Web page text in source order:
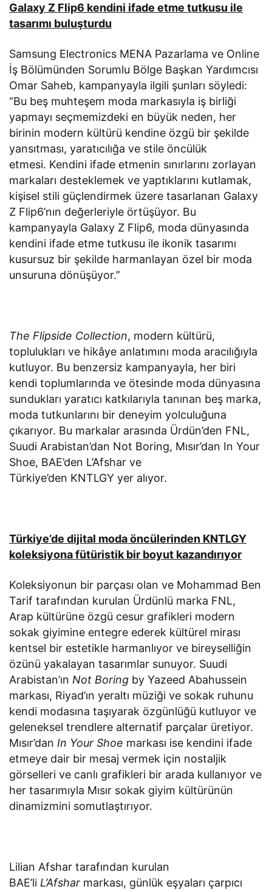
Galaxy Z Flip6 kendini ifade etme tutkusu ile
tasarımı buluşturdu
Samsung Electronics MENA Pazarlama ve Online
İş Bölümünden Sorumlu Bölge Başkan Yardımcısı
Omar Saheb, kampanyayla ilgili şunları söyledi:
“Bu beş muhteşem moda markasıyla iş birliği
yapmayı seçmemizdeki en büyük neden, her
birinin modern kültürü kendine özgü bir şekilde
yansıtması, yaratıcılığa ve stile öncülük
etmesi. Kendini ifade etmenin sınırlarını zorlayan
markaları desteklemek ve yaptıklarını kutlamak,
kişisel stili güçlendirmek üzere tasarlanan Galaxy
Z Flip6’nın değerleriyle örtüşüyor. Bu
kampanyayla Galaxy Z Flip6, moda dünyasında
kendini ifade etme tutkusu ile ikonik tasarımı
kusursuz bir şekilde harmanlayan özel bir moda
unsuruna dönüşüyor.”
The Flipside Collection, modern kültürü,
toplulukları ve hikâye anlatımını moda aracılığıyla
kutluyor. Bu benzersiz kampanyayla, her biri
kendi toplumlarında ve ötesinde moda dünyasına
sundukları yaratıcı katkılarıyla tanınan beş marka,
moda tutkunlarını bir deneyim yolculuğuna
çıkarıyor. Bu markalar arasında Ürdün’den FNL,
Suudi Arabistan’dan Not Boring, Mısır’dan In Your
Shoe, BAE’den L’Afshar ve
Türkiye’den KNTLGY yer alıyor.
Türkiye’de dijital moda öncülerinden KNTLGY
koleksiyona fütüristik bir boyut kazandırıyor
Koleksiyonun bir parçası olan ve Mohammad Ben
Tarif tarafından kurulan Ürdünlü marka FNL,
Arap kültürüne özgü cesur grafikleri modern
sokak giyimine entegre ederek kültürel mirası
kentsel bir estetikle harmanlıyor ve bireyselliğin
özünü yakalayan tasarımlar sunuyor. Suudi
Arabistan’ın Not Boring by Yazeed Abahussein
markası, Riyad’ın yeraltı müziği ve sokak ruhunu
kendi modasına taşıyarak özgünlüğü kutluyor ve
geleneksel trendlere alternatif parçalar üretiyor.
Mısır’dan In Your Shoe markası ise kendini ifade
etmeye dair bir mesaj vermek için nostaljik
görselleri ve canlı grafikleri bir arada kullanıyor ve
her tasarımıyla Mısır sokak giyim kültürünün
dinamizmini somutlaştırıyor.
Lilian Afshar tarafından kurulan
BAE’li L’Afshar markası, günlük eşyaları çarpıcı